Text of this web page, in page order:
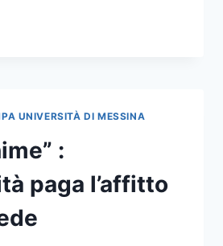
UNIVERSITÀ DI MESSINA
:
paga l’affitto